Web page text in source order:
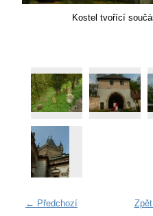
Kostel tvořící
← Předchozí